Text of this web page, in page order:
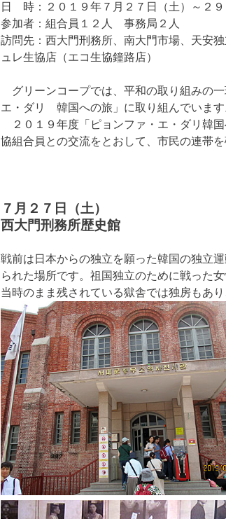
日 時：２０１９年７月２７日（土）～２９
参加者：組合員１２人 事務局２人
訪問先： 西大門刑務所、南大門市場、天安
ュレ生協店（エコ生協鐘路店）
グリーンコープでは、平和の取り組みの
エ・ダリ 韓国への旅」に取り組んでいます
２０１９年度「ピョンファ・エ・ダリ韓
協組合員との交流をとおして、市民の連帯
７月２７日（土）
西大門刑務所歴史館
戦前は日本からの独立を願った韓国の独立
られた場所です。祖国独立のために戦った
当時のまま残されている獄舎では独房もあ